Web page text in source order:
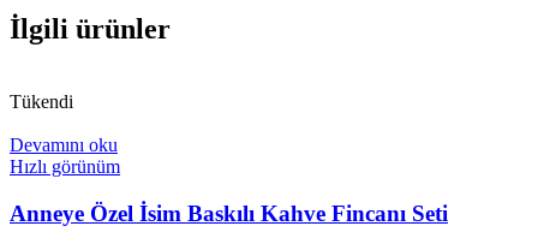
İlgili ürünler
Tükendi
Devamını oku
Hızlı görünüm
Anneye Özel İsim Baskılı Kahve Fincanı Seti